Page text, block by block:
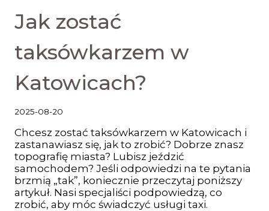
Jak zostać
taksówkarzem w
Katowicach?
2025-08-20
Chcesz zostać taksówkarzem w Katowicach i
zastanawiasz się, jak to zrobić? Dobrze znasz
topografię miasta? Lubisz jeździć
samochodem? Jeśli odpowiedzi na te pytania
brzmią „tak”, koniecznie przeczytaj poniższy
artykuł. Nasi specjaliści podpowiedzą, co
zrobić, aby móc świadczyć usługi taxi.